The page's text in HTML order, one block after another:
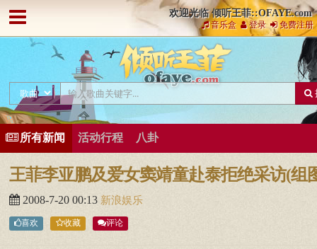
欢迎光临 倾听王菲::OFAYE.com
音乐盒 登录 免费注册
所有新闻 活动行程 八卦
王菲李亚鹏及爱女窦靖童赴泰拒绝采访(组
2008-7-20 00:13 新浪娱乐
喜欢 收藏 评论